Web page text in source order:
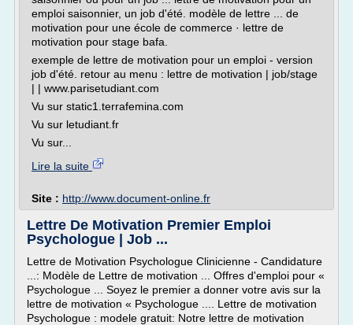
emploi saisonnier, un job d'été. modèle de lettre ... de
motivation pour une école de commerce · lettre de
motivation pour stage bafa.
exemple de lettre de motivation pour un emploi - version
job d'été. retour au menu : lettre de motivation | job/stage
| | www.parisetudiant.com
Vu sur static1.terrafemina.com
Vu sur letudiant.fr
Vu sur...
Lire la suite
Site : http://www.document-online.fr
Lettre De Motivation Premier Emploi
Psychologue | Job ...
Lettre de Motivation Psychologue Clinicienne - Candidature
...: Modèle de Lettre de motivation ... Offres d'emploi pour «
Psychologue ... Soyez le premier a donner votre avis sur la
lettre de motivation « Psychologue .... Lettre de motivation
Psychologue : modele gratuit: Notre lettre de motivation